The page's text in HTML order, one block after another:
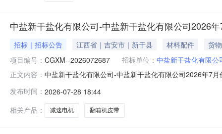
中盐新干盐化有限公司-中盐新干盐化有限公司2026
招标｜招标公告 江西省｜吉安市｜新干县 材料配件
货物
项目编号： CGXM--2026072687 招标单位： 中盐新干盐化有限公
正文内容： 中盐新干盐化有限公司-中盐新干盐化有限公司2026年7
211010104001163翻箱机皮带5*50*3420-根4.0翻箱机
发布时间： 2026-07-28 18:44
相关产品：
减速电机 翻箱机皮带